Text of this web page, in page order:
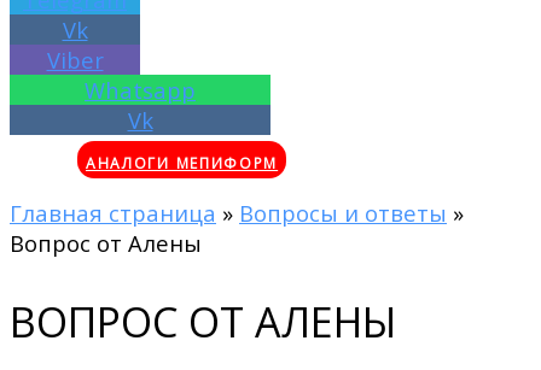
Vk
Viber
Whatsapp
Vk
АНАЛОГИ МЕПИФОРМ
Главная страница » Вопросы и ответы »
Вопрос от Алены
ВОПРОС ОТ АЛЕНЫ